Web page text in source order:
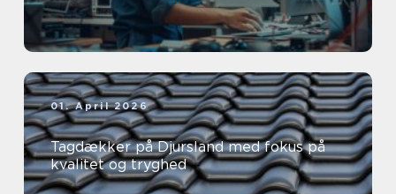
01. April 2026
Tagdækker på Djursland med fokus på
kvalitet og tryghed